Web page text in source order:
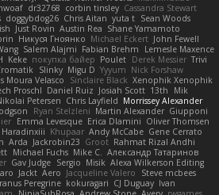
dr32768 corbin tinsley Cassandra Stewart
doggybdog26 Chris Aitan yuta t Sean Woods
Just Rovin Austin Rea Shane Yamamoto
Никуся Гноянко Michael Eckert John Fewell
Salem Alajmi Fabian Brehm
Lemesle Maxence
Keke покупка байер Poulet Derek Messier Trivi
Slinky Migu D Yyyum Nick Forshaw
Moura Velasco Sinclaire Black Xenophik Xenophik
Proschl Daniel Ruiz Josiah Scott 13th
Mik
Petersen Chris Layfield Morrissey Alexander
Ryan Stelzleni Martin Alexander Giupponi
Emma Levesque Erica Dlamini Oliver Thomsen
Haradinxiii Khupaar Andy McCabe Gene Cerrato
Arda Jackrobin23 Groot Rahmat Rizal Andhi
Michael Fuchs Mike C. Александр Татаринов
Gav Judge Sergio Misik Alexa Wilkerson Editing
Jackt Aero Jacqueline Valero
Steve mcbees
Peregrine kokuragari CJ Duguay Ivan